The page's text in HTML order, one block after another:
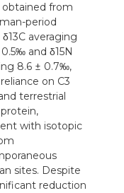
obtained from
period
δ13C averaging
and δ15N
8.6 ± 0.7‰,
on C3
terrestrial
with isotopic
sites. Despite
reduction